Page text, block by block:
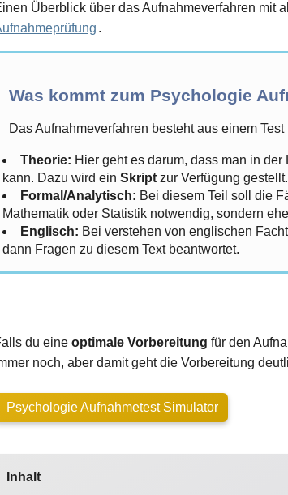
Überblick über das Aufnahmeverfahren mit
.
Was kommt zum Psychologie
Das Aufnahmeverfahren besteht aus einem
Theorie: Hier geht es darum, dass man in
kann. Dazu wird ein Skriptzur Verfügung
Formal/Analytisch: Bei diesem Teil soll die
Mathematik oder Statistik notwendig, sondern
Englisch: Bei verstehen von englischen
dann Fragen zu diesem Text beantwortet.
du eine optimale Vorbereitung für den
noch, aber damit geht die Vorbereitung
Psychologie Aufnahmetest Simulator
Inhalt